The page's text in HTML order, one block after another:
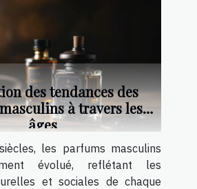
des tendances des
à travers les
âges
les parfums masculins
évolué, reflétant les
et sociales de chaque